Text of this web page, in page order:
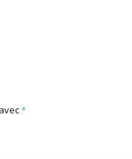
*